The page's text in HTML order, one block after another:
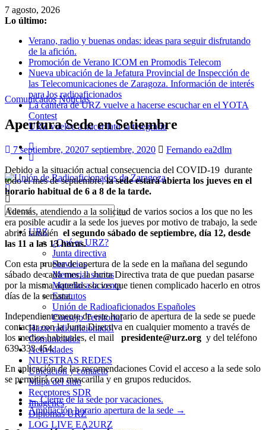
Saltar
al
7 agosto, 2026
Lo último:
Verano, radio y buenas ondas: ideas para seguir disfrutando
de la afición.
Promoción de Verano ICOM en Promodis Telecom
Nueva ubicación de la Jefatura Provincial de Inspección de
las Telecomunicaciones de Zaragoza. Información de interés
para los radioaficionados
La cantera de URZ vuelve a hacerse escuchar en el YOTA
Contest
URZ vuelve a hacer latir la telegrafía
Unión
de
Radioaficionados
de
Zaragoza
URZ
URZ
¿Qué es URZ?
Junta directiva
Servicios
Memorial socios
Material a la venta
Estatutos
Unión de Radioaficionados Españoles
Consejo Territorial
Hazte radioaficionado!
Comunicados
Actividades
NUESTRAS REDES
Ubicación y contacto
Mapa del sitio
Receptores SDR
Imagenes
Diplomas URZ
LOG LIVE EA2URZ
Comunicados Noticias
Apertura Sede en Setiembre
7 septiembre, 20207 septiembre, 2020
Fernando ea2dlm
Debido a la situación actual consecuencia del COVID-19 durante
todo el mes de septiembre,la sede estará abierta los jueves en el
horario habitual de 6 a 8 de la tarde.
Además, atendiendo a la solicitud de varios socios a los que no les
era posible acudir a la sede los jueves por motivo de trabajo, la sede
abrirá también el segundo sábado de septiembre, día 12, desde
las 11 a las 13 horas.
Con esta prueba de apertura de la sede en la mañana del segundo
sábado de cada mes, la Junta Directiva trata de que puedan pasarse
por la misma aquellos socios que tienen complicado hacerlo en otros
días de la semana.
Independientemente de este horario de apertura de la sede se puede
contactar con la Junta Directiva en cualquier momento a través de
los medios habituales, el mail presidente@urz.org y del teléfono
639 333 454.
En aplicación de las recomendaciones Covid el acceso a la sede solo
se permitirá con mascarilla y en grupos reducidos.
←Cierre de la sede por vacaciones.
Ampliación horario apertura de la sede →